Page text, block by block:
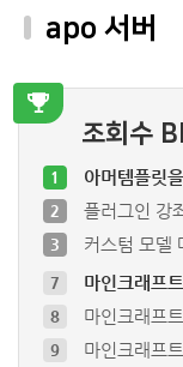
apo 서버
조회수
7 마인크래프
8 마인크래프
9 마인크래프
1 아머템플릿
2 플러그인 강
3 커스텀 모델